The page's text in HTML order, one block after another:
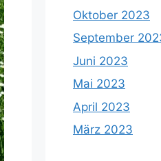
Oktober 2023
September
Juni 2023
Mai 2023
April 2023
März 2023